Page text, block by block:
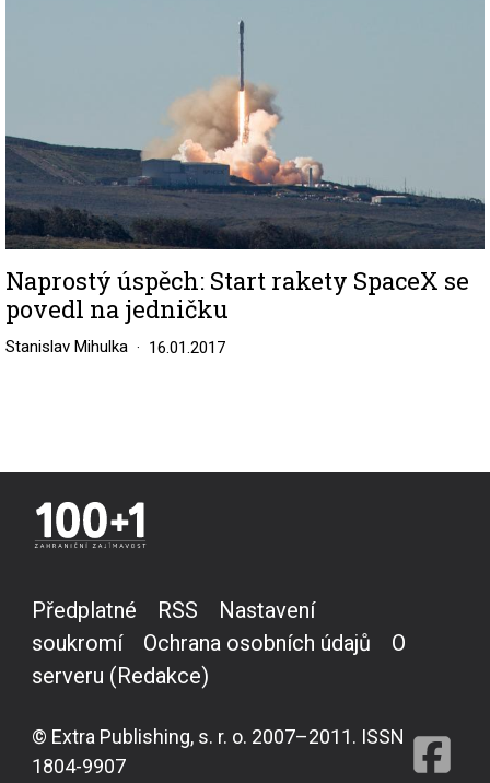
Naprostý úspěch: Start rakety SpaceX se
povedl na jedničku
Stanislav Mihulka 16.01.2017
Předplatné RSS
Nastavení
soukromí
Ochrana osobních údajů
O
serveru (Redakce)
© Extra Publishing, s. r. o. 2007–2011. ISSN
1804-9907